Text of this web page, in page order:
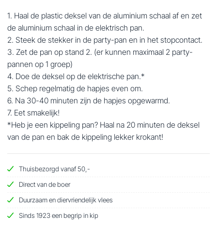
1. Haal de plastic deksel van de aluminium schaal af en zet
de aluminium schaal in de elektrisch pan.
2. Steek de stekker in de party-pan en in het stopcontact.
3. Zet de pan op stand 2. (er kunnen maximaal 2 party-
pannen op 1 groep)
4. Doe de deksel op de elektrische pan.*
5. Schep regelmatig de hapjes even om.
6. Na 30-40 minuten zijn de hapjes opgewarmd.
7. Eet smakelijk!
*Heb je een kippeling pan? Haal na 20 minuten de deksel
van de pan en bak de kippeling lekker krokant!
Thuisbezorgd vanaf 50,-
Direct van de boer
Duurzaam en diervriendelijk vlees
Sinds 1923 een begrip in kip